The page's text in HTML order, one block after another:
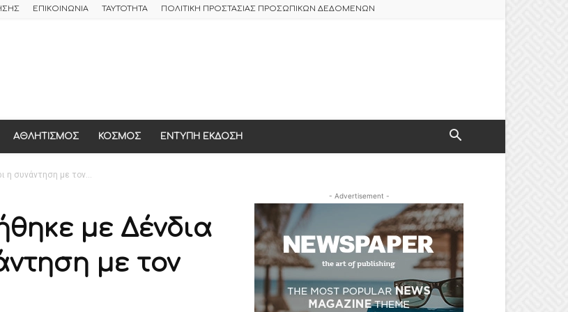
ΕΠΙΚΟΙΝΩΝΙΑ ΤΑΥΤΟΤΗΤΑ ΠΟΛΙΤΙΚΗ ΠΡΟΣΤΑΣΙΑΣ ΠΡΟΣΩΠΙΚΩΝ ΔΕΔΟΜΕΝΩΝ
ΑΘΛΗΤΙΣΜΟΣ ΚΟΣΜΟΣ ΕΝΤΥΠΗ ΕΚΔΟΣΗ
η συνάντηση με τον...
με Δένδια
με τον
- Advertisement -